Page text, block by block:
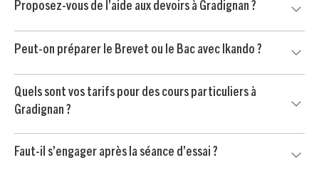
matières prioritaires, sa personnalité et vos contraintes
d’organisation pour trouver le professeur le plus adapté.
Proposez-vous de l’aide aux devoirs à Gradignan ?
Le professeur aide votre enfant à mieux comprendre les
consignes, organiser son travail et gagner en autonomie.
Peut-on préparer le Brevet ou le Bac avec Ikando ?
préparation du Brevet, du Bac et des contrôles importants,
avec un travail ciblé sur les méthodes et les matières clés.
Quels sont vos tarifs pour des cours particuliers à
Gradignan ?
€ / heure après crédit d’impôt immédiat de 50 %, selon les
Faut-il s’engager après la séance d’essai ?